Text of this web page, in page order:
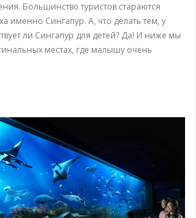
Большинство туристов стараются
именно Сингапур. А, что делать тем, у
ли Сингапур для детей? Да! И ниже мы
местах, где малышу очень